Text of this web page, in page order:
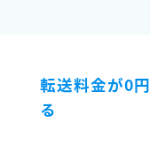
転送料金が0
る